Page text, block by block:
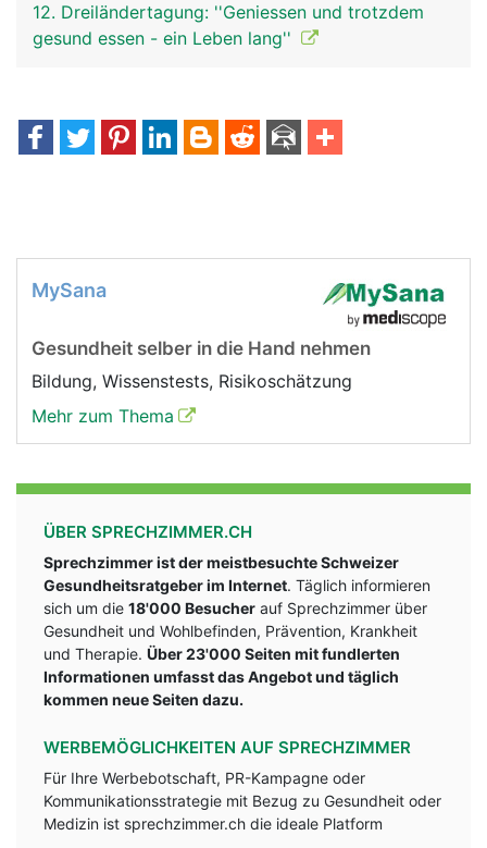
12. Dreiländertagung: ''Geniessen und trotzdem
gesund essen - ein Leben lang''
MySana
Gesundheit selber in die Hand nehmen
Bildung, Wissenstests, Risikoschätzung
Mehr zum Thema
ÜBER SPRECHZIMMER.CH
Sprechzimmer ist der meistbesuchte Schweizer
Gesundheitsratgeber im Internet. Täglich informieren
sich um die 18'000 Besucher auf Sprechzimmer über
Gesundheit und Wohlbefinden, Prävention, Krankheit
und Therapie. Über 23'000 Seiten mit fundlerten
Informationen umfasst das Angebot und täglich
kommen neue Seiten dazu.
WERBEMÖGLICHKEITEN AUF SPRECHZIMMER
Für Ihre Werbebotschaft, PR-Kampagne oder
Kommunikationsstrategie mit Bezug zu Gesundheit oder
Medizin ist sprechzimmer.ch die ideale Platform